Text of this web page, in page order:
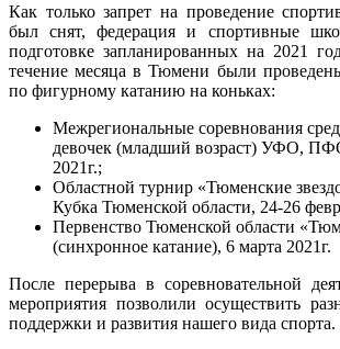
Как только запрет на проведение
был снят, федерация и спортивные
подготовке запланированных на 2021
течение месяца в Тюмени были
по фигурному катанию на коньках:
Межрегиональные соревнования
девочек (младший возраст) УФО,
2021г.;
Областной турнир «Тюменские
Кубка Тюменской области, 24-26
Первенство Тюменской области
(синхронное катание), 6 марта 2021г.
После перерыва в соревновательной
мероприятия позволили осуществить
поддержки и развития нашего вида спорта.